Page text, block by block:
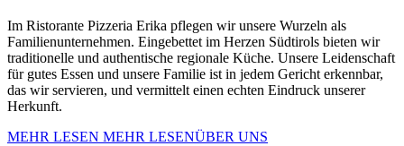
Im Ristorante Pizzeria Erika pflegen wir unsere Wurzeln als
Familienunternehmen. Eingebettet im Herzen Südtirols bieten wir
traditionelle und authentische regionale Küche. Unsere Leidenschaft
für gutes Essen und unsere Familie ist in jedem Gericht erkennbar,
das wir servieren, und vermittelt einen echten Eindruck unserer
Herkunft.
MEHR LESEN MEHR LESENÜBER UNS